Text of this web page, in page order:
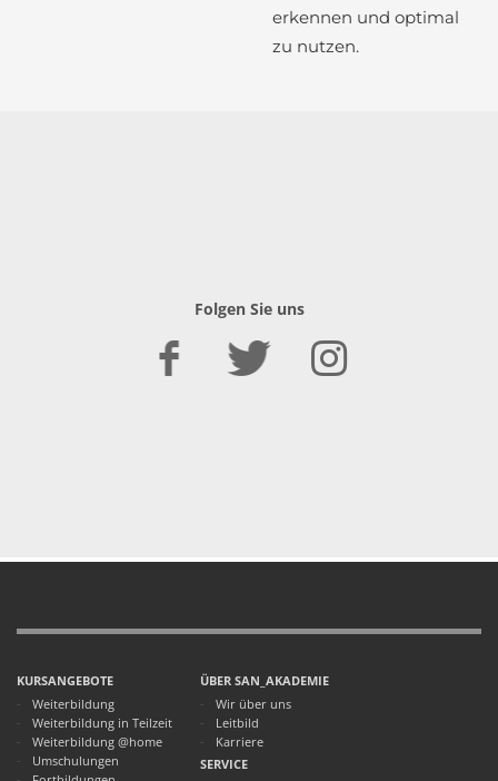
erkennen und optimal
zu nutzen.
Folgen Sie uns
KURSANGEBOTE
Weiterbildung
Weiterbildung in Teilzeit
Weiterbildung @home
Umschulungen
ÜBER SAN_AKADEMIE
Wir über uns
Leitbild
Karriere
SERVICE